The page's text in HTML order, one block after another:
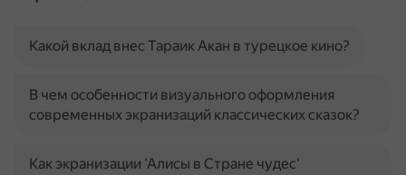
Какой вклад внес Тараик Акан в турецкое кино?
В чем особенности визуального оформления
современных экранизаций классических сказок?
Как экранизации 'Алисы в Стране чудес'